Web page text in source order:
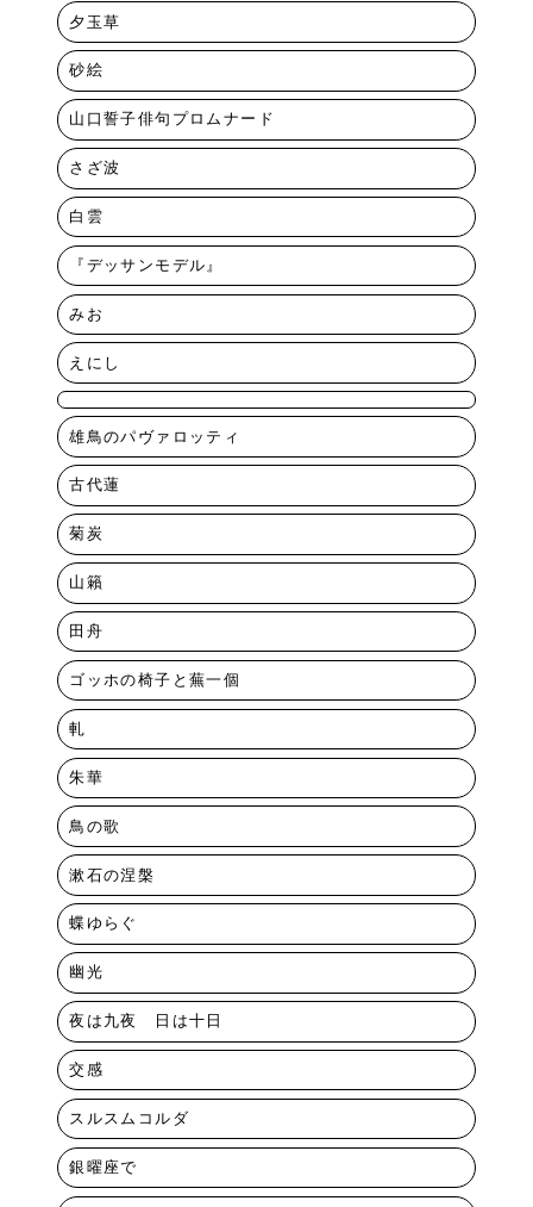
夕玉草
砂絵
山口誓子俳句プロムナード
さざ波
白雲
『デッサンモデル』
みお
えにし
雄鳥のパヴァロッティ
古代蓮
菊炭
山籟
田舟
ゴッホの椅子と蕪一個
軋
朱華
鳥の歌
漱石の涅槃
蝶ゆらぐ
幽光
夜は九夜 日は十日
交感
スルスムコルダ
銀曜座で